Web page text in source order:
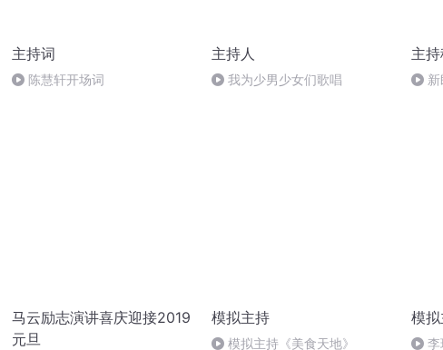
主持词
陈慧轩开场词
主持人
我为少男少女们歌唱
主
马云励志演讲喜庆迎接2019
元旦
模拟主持
模拟主持《美食天地》
模
李